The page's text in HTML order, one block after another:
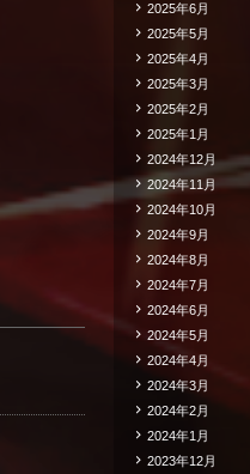
2025年6月
2025年5月
2025年4月
2025年3月
2025年2月
2025年1月
2024年12月
2024年11月
2024年10月
2024年9月
2024年8月
2024年7月
2024年6月
2024年5月
2024年4月
2024年3月
2024年2月
2024年1月
2023年12月